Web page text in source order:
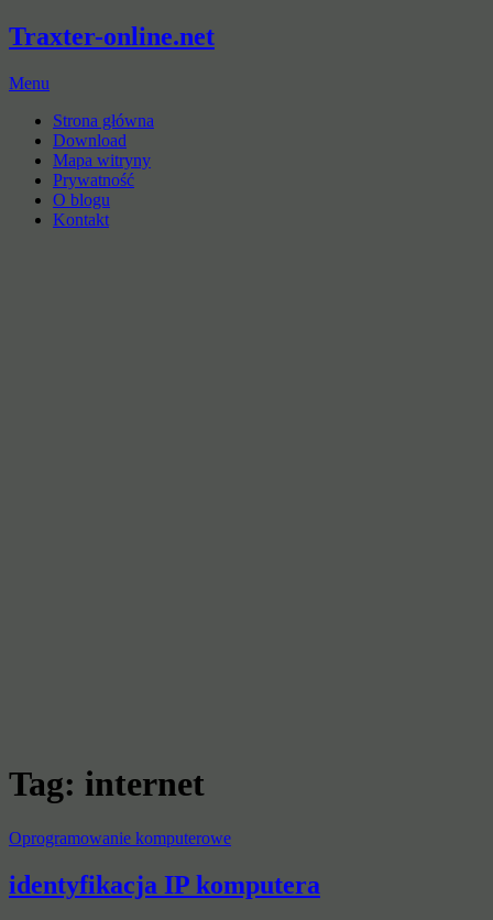
Traxter-online.net
Menu
Strona główna
Download
Mapa witryny
Prywatność
O blogu
Kontakt
Tag: internet
Oprogramowanie komputerowe
identyfikacja IP komputera